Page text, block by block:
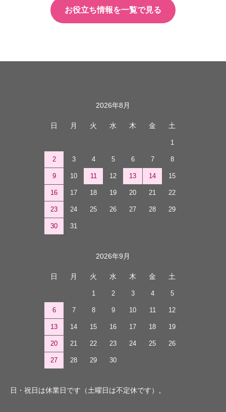
お役立ち情報を一覧で見る
2026年8月
日 月 火 水 木 金 土
1
2 3 4 5 6 7 8
9 10 11 12 13 14 15
16 17 18 19 20 21 22
23 24 25 26 27 28 29
30 31
2026年9月
日 月 火 水 木 金 土
1 2 3 4 5
6 7 8 9 10 11 12
13 14 15 16 17 18 19
20 21 22 23 24 25 26
27 28 29 30
日・祝日は休業日です（土曜日は不定休です）。